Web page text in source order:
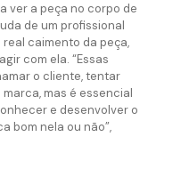
ver a peça no corpo de
de um profissional
caimento da peça,
com ela. “Essas
o cliente, tentar
mas é essencial
e desenvolver o
bom nela ou não”,